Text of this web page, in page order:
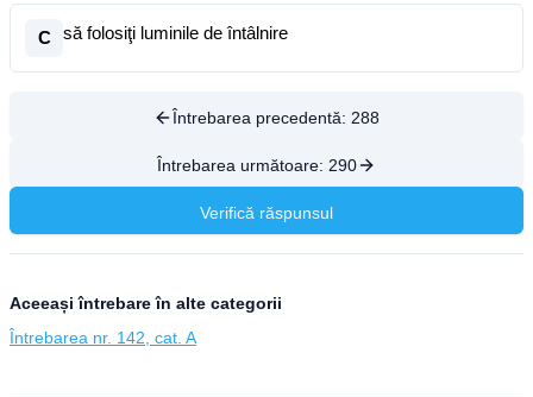
C să folosiţi luminile de întâlnire
Întrebarea precedentă: 288
Întrebarea următoare: 290
Verifică răspunsul
Aceeași întrebare în alte categorii
Întrebarea nr. 142, cat. A